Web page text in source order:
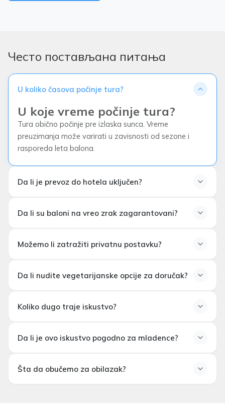
Често постављана питања
U koliko časova počinje tura?
U koje vreme počinje tura?
Tura obično počinje pre izlaska sunca. Vreme
preuzimanja može varirati u zavisnosti od sezone i
rasporeda leta balona.
Da li je prevoz do hotela uključen?
uključen?
Da li su baloni na vreo zrak zagarantovani?
zagarantovani?
Možemo li zatražiti privatnu postavku?
aranžman?
Da li nudite vegetarijanske opcije za doručak?
opcije za doručak?
Koliko dugo traje iskustvo?
Da li je ovo iskustvo pogodno za mladence?
mladoženje?
Šta da obučemo za obilazak?